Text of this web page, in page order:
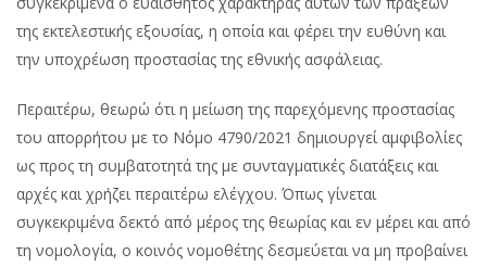
της εκτελεστικής εξουσίας, η οποία και φέρει την ευθύνη και
την υποχρέωση προστασίας της εθνικής ασφάλειας.
Περαιτέρω, θεωρώ ότι η μείωση της παρεχόμενης προστασίας
του απορρήτου με το Νόμο 4790/2021 δημιουργεί αμφιβολίες
ως προς τη συμβατοτητά της με συνταγματικές διατάξεις και
αρχές και χρήζει περαιτέρω ελέγχου. Όπως γίνεται
συγκεκριμένα δεκτό από μέρος της θεωρίας και εν μέρει και από
τη νομολογία, ο κοινός νομοθέτης δεσμεύεται να μη προβαίνει